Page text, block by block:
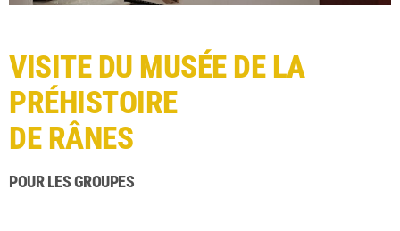
VISITE DU MUSÉE DE LA
PRÉHISTOIRE
DE RÂNES
POUR LES GROUPES